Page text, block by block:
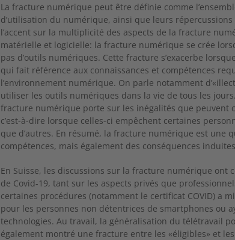
La fracture numérique peut être définie comme
d’utilisation du numérique, ainsi que leurs
l’accent sur la multiplicité des aspects de la fracture
matérielle et logicielle: la fracture numérique se crée
pas d’outils numériques. Cette fracture s’exacerbe
qui fait référence aux connaissances et compétences
l’environnement numérique. On parle notamment
utiliser les outils numériques dans la vie de tous les
fracture numérique porte sur les inégalités que peuvent
c’est-à-dire lorsque celles-ci empêchent certaines
que d’autres. En résumé, la fracture numérique est une
compétences, mais également des conséquences
En Suisse, les discussions sur la fracture numérique ont
de Covid-19, tant sur les aspects privés que
certaines procédures (notamment le certificat COVID) a
pour les personnes non détentrices de smartphones ou
technologies. Au travail, la généralisation du télétravail
également montré une fracture entre les «éligibles» et